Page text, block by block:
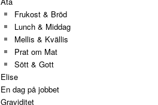
Frukost & Bröd
Lunch & Middag
Mellis & Kvällis
Prat om Mat
Sött & Gott
Elise
En dag på jobbet
Graviditet